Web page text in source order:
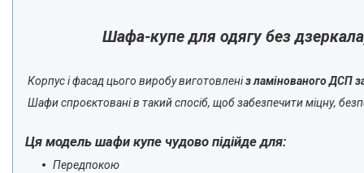
Шафа-купе для одягу без
Корпус і фасад цього виробу виготовленіз ламінованого ДСП
Шафи спроєктовані в такий спосіб, щоб забезпечити міцну,
Ця модель шафи купе чудово підійде для:
Передпокою